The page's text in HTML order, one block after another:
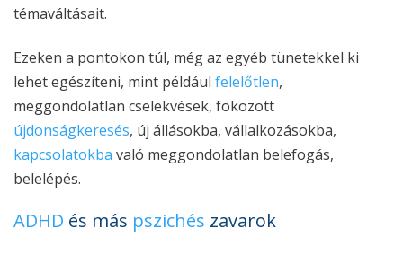
témaváltásait.
Ezeken a pontokon túl, még az egyéb tünetekkel ki
lehet egészíteni, mint például felelőtlen,
meggondolatlan cselekvések, fokozott
újdonságkeresés, új állásokba, vállalkozásokba,
kapcsolatokba való meggondolatlan belefogás,
belelépés.
ADHD és más pszichés zavarok